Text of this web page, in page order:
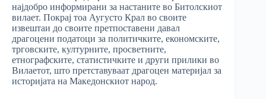
најдобро информирани за настаните во Битолскиот
вилает. Покрај тоа Аугусто Крал во своите
извештаи до своите претпоставени давал
драгоцени податоци за политичките, економските,
трговските, културните, просветните,
етнографските, статистичките и други прилики во
Вилаетот, што претставуваат драгоцен материјал за
историјата на Македонскиот народ.